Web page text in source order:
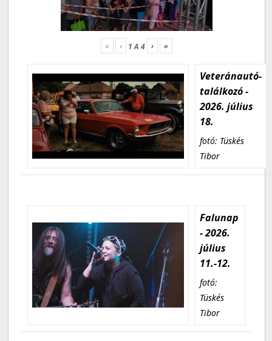
« ‹ 1A 4 › »
Veteránautó-
találkozó -
2026. július
18.
fotó: Tüskés
Tibor
Falunap
- 2026.
július
11.-12.
fotó:
Tüskés
Tibor